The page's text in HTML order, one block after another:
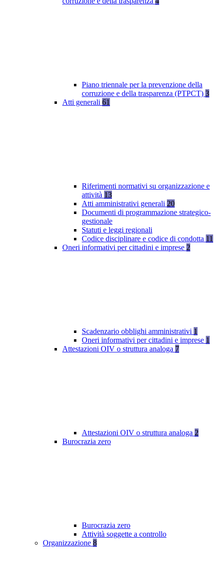
Piano triennale per la prevenzione della
corruzione e della trasparenza (PTPCT) 3
Atti generali 61
Riferimenti normativi su organizzazione e
attività 13
Atti amministrativi generali 20
Documenti di programmazione strategico-
gestionale
Statuti e leggi regionali
Codice disciplinare e codice di condotta 11
Oneri informativi per cittadini e imprese 2
Scadenzario obblighi amministrativi 1
Oneri informativi per cittadini e imprese 1
Attestazioni OIV o struttura analoga 7
Attestazioni OIV o struttura analoga 2
Burocrazia zero
Burocrazia zero
Attività soggette a controllo
Organizzazione 8